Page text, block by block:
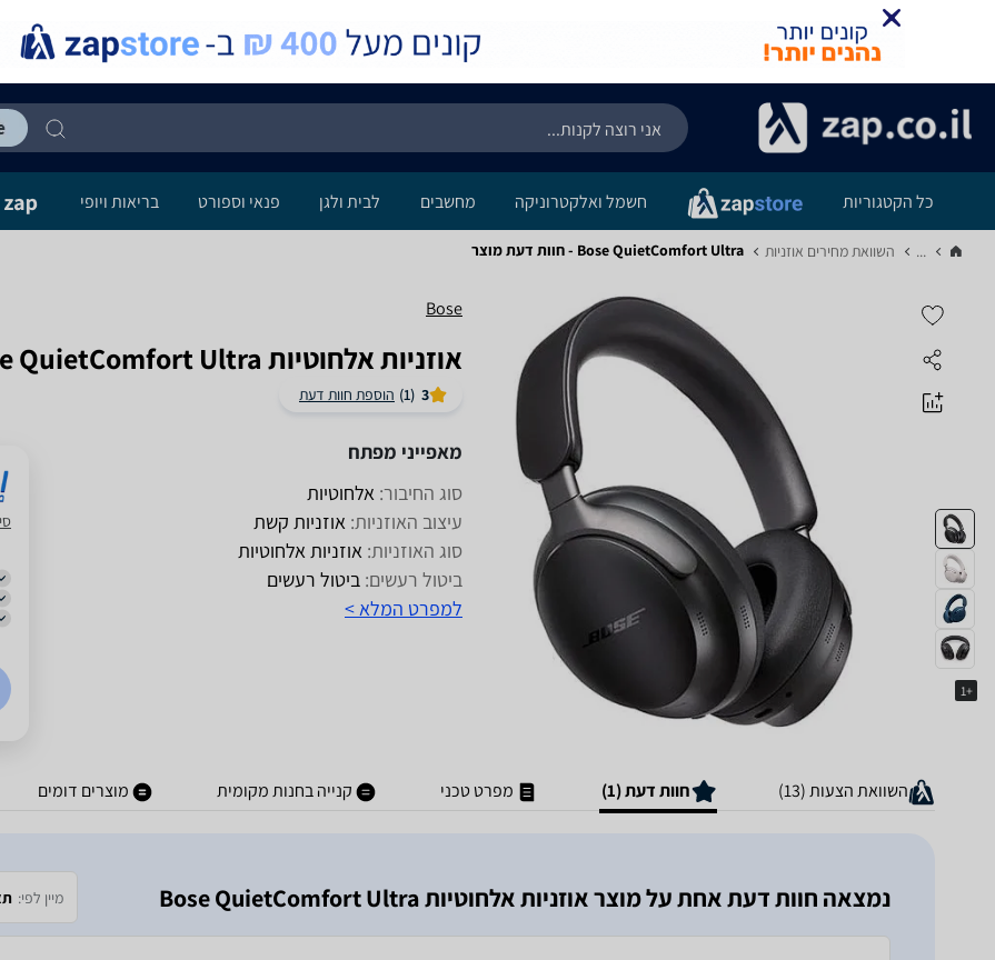
כל הקטגוריות חשמל ואלקטרוניקה מחשבים לבית ולגן פנאי וספורט בריאות ויופי
... השוואת מחירים אוזניות‏ Bose QuietComfort Ultra - חוות דעת מוצר
+1
Bose
אוזניות ‏אלחוטיות Bose QuietComfort Ultra
3
(1) הוספת חוות דעת
מאפייני מפתח
סוג החיבור: אלחוטיות
עיצוב האוזניות: אוזניות קשת
סוג האוזניות: אוזניות אלחוטיות
ביטול רעשים: ביטול רעשים
למפרט המלא >
השוואת הצעות (13) חוות דעת (1) מפרט טכני קנייה בחנות מקומית מוצרים דומים
נמצאה חוות דעת אחת על מוצר אוזניות ‏אלחוטיות Bose QuietComfort Ultra מיין לפי: